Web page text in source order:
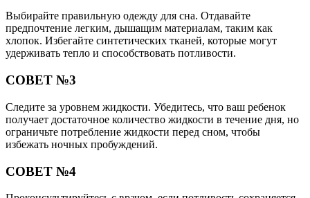
Выбирайте правильную одежду для сна. Отдавайте
предпочтение легким, дышащим материалам, таким как
хлопок. Избегайте синтетических тканей, которые могут
удерживать тепло и способствовать потливости.
СОВЕТ №3
Следите за уровнем жидкости. Убедитесь, что ваш ребенок
получает достаточное количество жидкости в течение дня, но
ограничьте потребление жидкости перед сном, чтобы
избежать ночных пробуждений.
СОВЕТ №4